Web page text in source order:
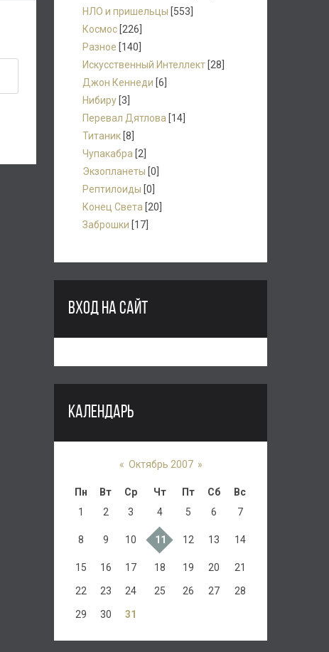
НЛО и пришельцы [553]
Космос [226]
Разное [140]
Искусственный Интеллект [28]
Джон Кеннеди [6]
Нибиру [3]
Перевал Дятлова [14]
Титаник [8]
Чупакабра [2]
Экзопланеты [0]
Рептилоиды [0]
Конец Света [20]
Заброшки [17]
ВХОД НА САЙТ
КАЛЕНДАРЬ
« Октябрь 2007 »
Пн Вт Ср Чт Пт Сб
Вс
1
2 3 4 5 6 7
8 9 10 11 12 13 14
15 16 17 18 19 20 21
22 23 24 25 26 27 28
29 30 31